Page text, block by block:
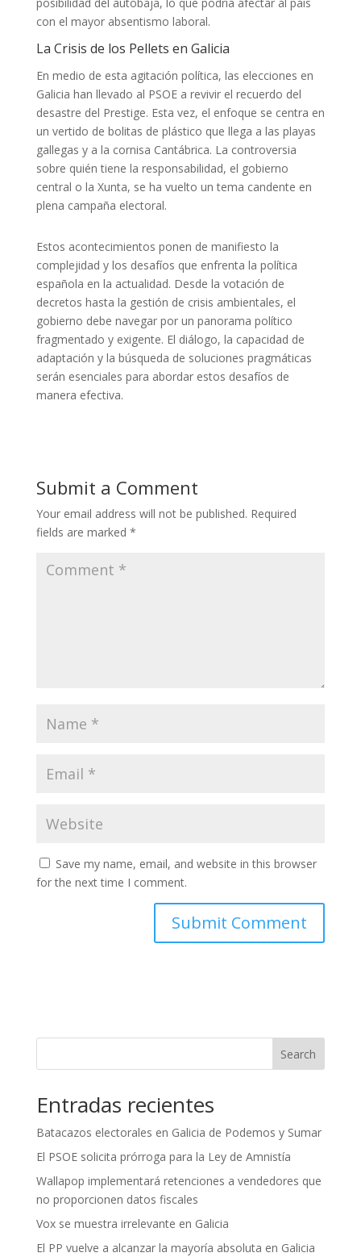
posibilidad del autobaja, lo que podría afectar al país
con el mayor absentismo laboral.
La Crisis de los Pellets en Galicia
En medio de esta agitación política, las elecciones en
Galicia han llevado al PSOE a revivir el recuerdo del
desastre del Prestige. Esta vez, el enfoque se centra en
un vertido de bolitas de plástico que llega a las playas
gallegas y a la cornisa Cantábrica. La controversia
sobre quién tiene la responsabilidad, el gobierno
central o la Xunta, se ha vuelto un tema candente en
plena campaña electoral.
Estos acontecimientos ponen de manifiesto la
complejidad y los desafíos que enfrenta la política
española en la actualidad. Desde la votación de
decretos hasta la gestión de crisis ambientales, el
gobierno debe navegar por un panorama político
fragmentado y exigente. El diálogo, la capacidad de
adaptación y la búsqueda de soluciones pragmáticas
serán esenciales para abordar estos desafíos de
manera efectiva.
Submit a Comment
Your email address will not be published. Required
fields are marked *
Save my name, email, and website in this browser
for the next time I comment.
Search
Entradas recientes
Batacazos electorales en Galicia de Podemos y Sumar
El PSOE solicita prórroga para la Ley de Amnistía
Wallapop implementará retenciones a vendedores que
no proporcionen datos fiscales
Vox se muestra irrelevante en Galicia
El PP vuelve a alcanzar la mayoría absoluta en Galicia